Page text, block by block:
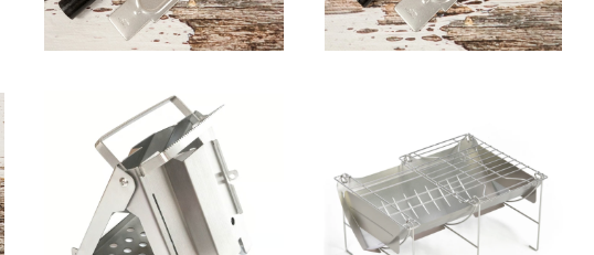
野良道具製作所 / 野良ストーブ
¥9,980
SOLD OUT
Belmont 焚き火台 TABI (グリ
ルエクステンション付き)
¥10,890
10%OFF